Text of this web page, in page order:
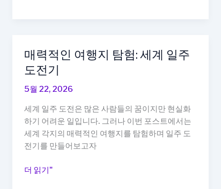
을
찾
서:
긍
정
적
인
을
매력적인 여행지 탐험: 세계 일주
도전기
5월 22, 2026
세계 일주 도전은 많은 사람들의 꿈이지만 현실화
하기 어려운 일입니다. 그러나 이번 포스트에서는
세계 각지의 매력적인 여행지를 탐험하며 일주 도
전기를 만들어보고자
매
더 읽기"